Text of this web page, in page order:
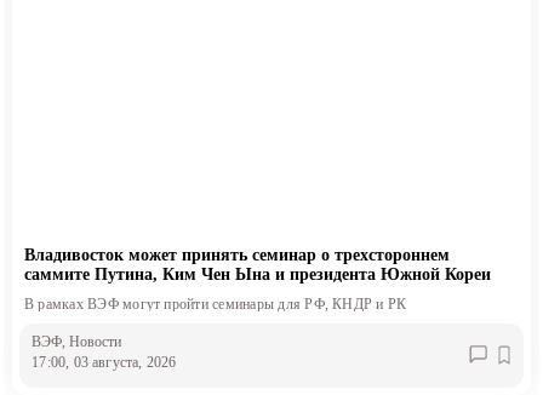
Владивосток может принять семинар о трехстороннем
саммите Путина, Ким Чен Ына и президента Южной Кореи
В рамках ВЭФ могут пройти семинары для РФ, КНДР и РК
ВЭФ, Новости
17:00, 03 августа, 2026